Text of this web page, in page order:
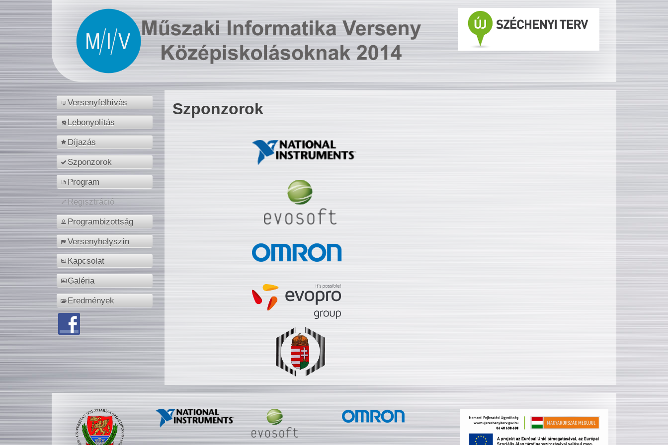
Versenyfelhívás
Lebonyolítás
Díjazás
Szponzorok
Program
Regisztráció
Programbizottság
Versenyhelyszín
Kapcsolat
Galéria
Eredmények
Szponzorok